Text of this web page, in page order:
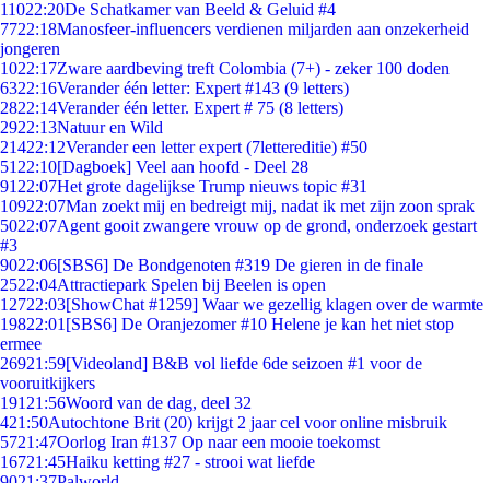
11022:20De Schatkamer van Beeld & Geluid #4
7722:18Manosfeer-influencers verdienen miljarden aan onzekerheid
jongeren
1022:17Zware aardbeving treft Colombia (7+) - zeker 100 doden
6322:16Verander één letter: Expert #143 (9 letters)
2822:14Verander één letter. Expert # 75 (8 letters)
2922:13Natuur en Wild
21422:12Verander een letter expert (7lettereditie) #50
51 22:10[Dagboek] Veel aan hoofd - Deel 28
91 22:07Het grote dagelijkse Trump nieuws topic #31
10922:07Man zoekt mij en bedreigt mij, nadat ik met zijn zoon sprak
5022:07Agent gooit zwangere vrouw op de grond, onderzoek gestart
#3
9022:06[SBS6] De Bondgenoten #319 De gieren in de finale
2522:04Attractiepark Spelen bij Beelen is open
12722:03[ShowChat #1259] Waar we gezellig klagen over de warmte
19822:01 [SBS6] De Oranjezomer #10 Helene je kan het niet stop
ermee
26921:59[Videoland] B&B vol liefde 6de seizoen #1 voor de
vooruitkijkers
191 21:56Woord van de dag, deel 32
421:50Autochtone Brit (20) krijgt 2 jaar cel voor online misbruik
5721:47Oorlog Iran #137 Op naar een mooie toekomst
16721:45Haiku ketting #27 - strooi wat liefde